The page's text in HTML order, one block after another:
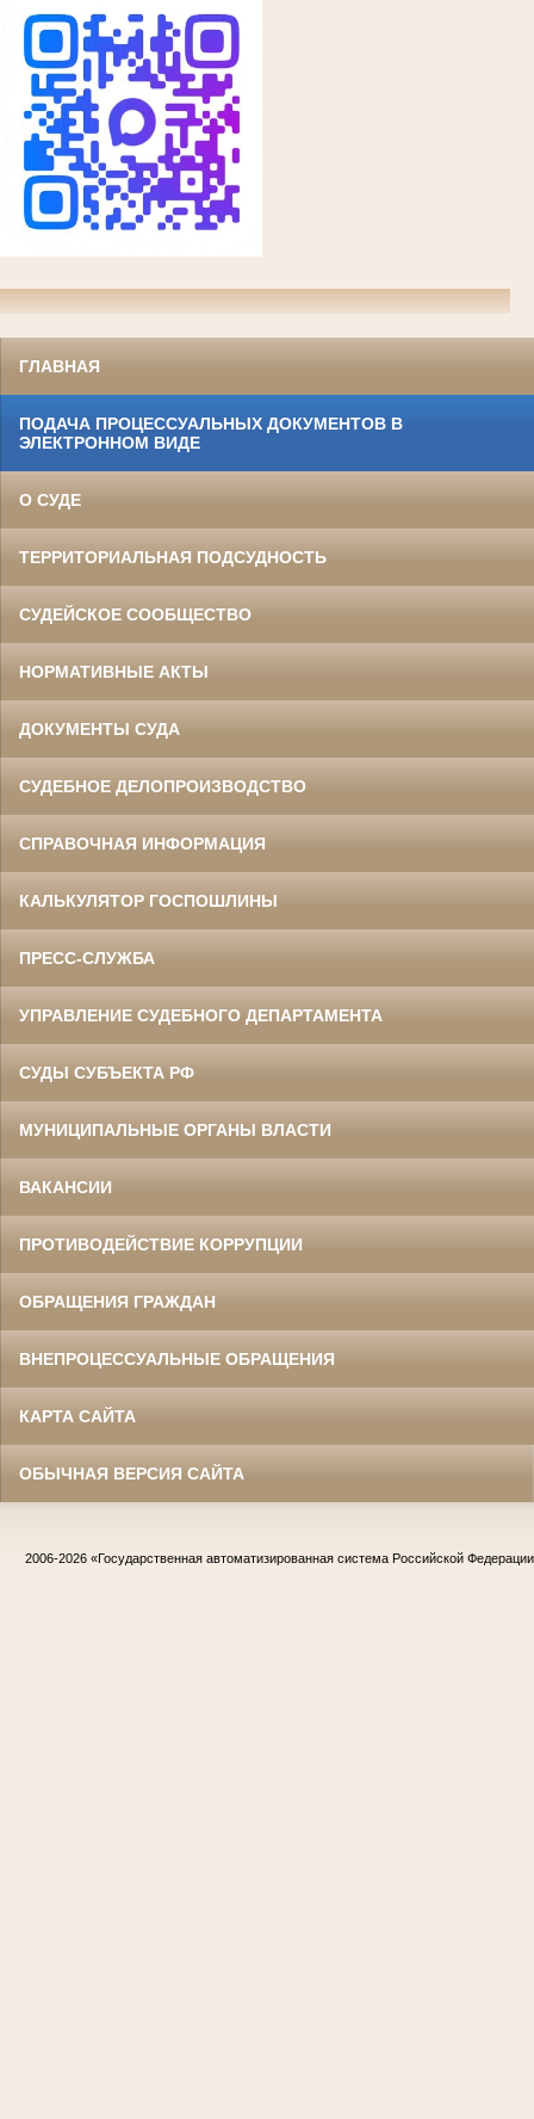
ГЛАВНАЯ
ПОДАЧА ПРОЦЕССУАЛЬНЫХ ДОКУМЕНТОВ В
ЭЛЕКТРОННОМ ВИДЕ
О СУДЕ
ТЕРРИТОРИАЛЬНАЯ ПОДСУДНОСТЬ
СУДЕЙСКОЕ СООБЩЕСТВО
НОРМАТИВНЫЕ АКТЫ
ДОКУМЕНТЫ СУДА
СУДЕБНОЕ ДЕЛОПРОИЗВОДСТВО
СПРАВОЧНАЯ ИНФОРМАЦИЯ
КАЛЬКУЛЯТОР ГОСПОШЛИНЫ
ПРЕСС-СЛУЖБА
УПРАВЛЕНИЕ СУДЕБНОГО ДЕПАРТАМЕНТА
СУДЫ СУБЪЕКТА РФ
МУНИЦИПАЛЬНЫЕ ОРГАНЫ ВЛАСТИ
ВАКАНСИИ
ПРОТИВОДЕЙСТВИЕ КОРРУПЦИИ
ОБРАЩЕНИЯ ГРАЖДАН
ВНЕПРОЦЕССУАЛЬНЫЕ ОБРАЩЕНИЯ
КАРТА САЙТА
ОБЫЧНАЯ ВЕРСИЯ САЙТА
2006-2026 «Государственная автоматизированная система Российской